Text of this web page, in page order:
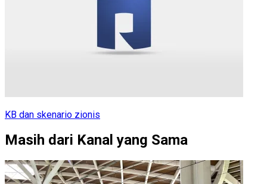
KB dan skenario zionis
Masih dari Kanal yang Sama